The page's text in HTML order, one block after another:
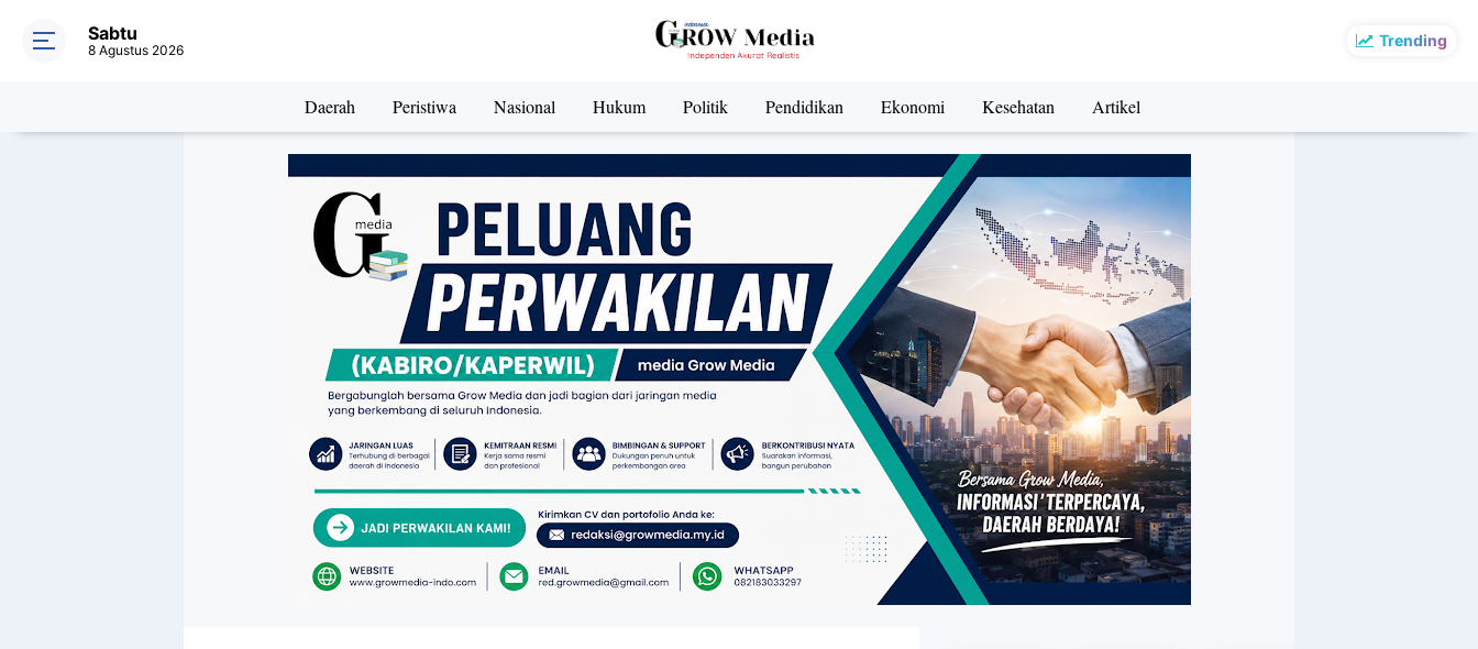
Trending
Sabtu
8 Agustus 2026
Daerah Peristiwa Nasional Hukum Politik Pendidikan Ekonomi Kesehatan Artikel